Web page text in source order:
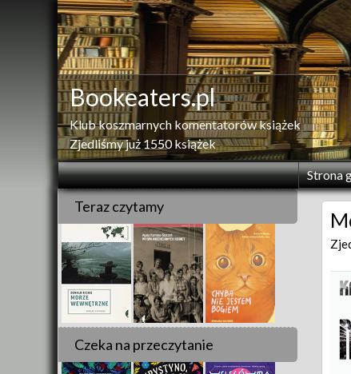
Bookeaters.pl
Klub koszmarnych komentatorów książek
Zjedliśmy już 1550 książek
Strona
Teraz czytamy
Czeka na przeczytanie